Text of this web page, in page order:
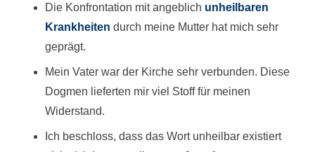
Die Konfrontation mit angeblich unheilbaren
Krankheiten durch meine Mutter hat mich sehr
geprägt.
Mein Vater war der Kirche sehr verbunden. Diese
Dogmen lieferten mir viel Stoff für meinen
Widerstand.
Ich beschloss, dass das Wort unheilbar existiert